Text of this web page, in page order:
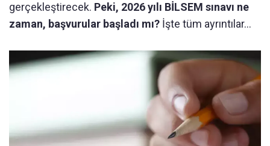
gerçekleştirecek. Peki, 2026 yılı BİLSEM sınavı ne
zaman, başvurular başladı mı? İşte tüm ayrıntılar...